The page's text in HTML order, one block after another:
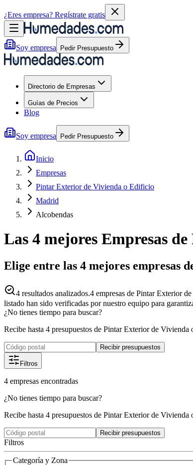
¿Eres empresa? Regístrate gratis
Soy empresa Pedir Presupuesto
Directorio de Empresas
Guías de Precios
Blog
Soy empresa Pedir Presupuesto
Inicio
Empresas
Pintar Exterior de Vivienda o Edificio
Madrid
Alcobendas
Las 4 mejores Empresas de
Elige entre las 4 mejores empresas
4 resultados analizados.4 empresas de Pintar Exterior
listado han sido verificadas por nuestro equipo para
¿No tienes tiempo para buscar?
Recibe hasta 4 presupuestos de Pintar Exterior de
Recibir presupuestos
Filtros
4 empresas encontradas
¿No tienes tiempo para buscar?
Recibe hasta 4 presupuestos de Pintar Exterior de
Recibir presupuestos
Filtros
Categoría y Zona